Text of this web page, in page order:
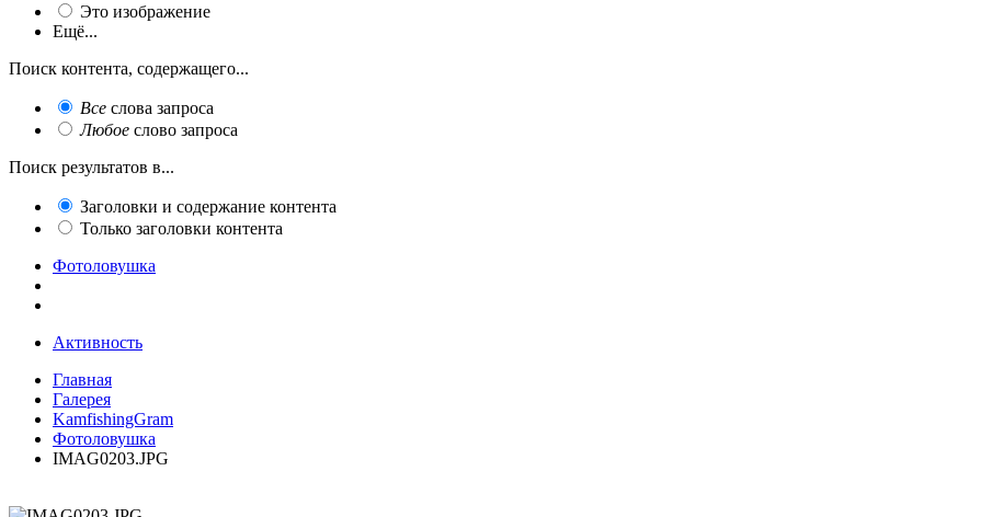
Это изображение
Ещё...
Поиск контента, содержащего...
Все слова запроса
Любое слово запроса
Поиск результатов в...
Заголовки и содержание контента
Только заголовки контента
Фотоловушка
Активность
Главная
Галерея
KamfishingGram
Фотоловушка
IMAG0203.JPG